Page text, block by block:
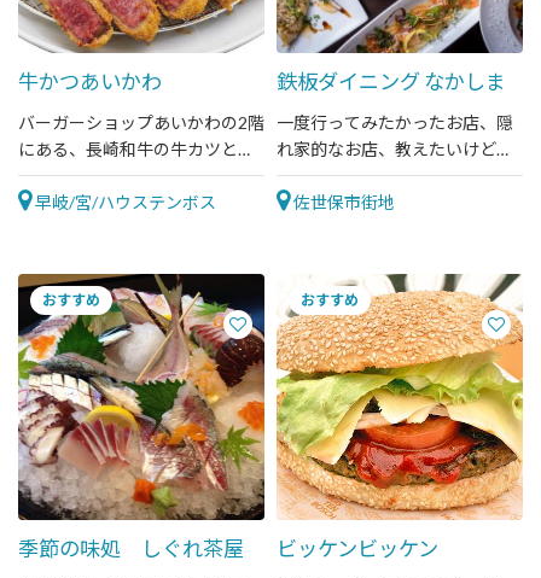
牛かつあいかわ
バーガーショップあいかわの2階
にある、長崎和牛の牛カツとレ
モンステーキの専門店。お得な
ランチもあります。
早岐/宮/ハウステンボス
鉄板ダイニング なかしま
一度行ってみたかったお店、隠
れ家的なお店、教えたいけど教
えたくないお店、さてあなた
は？
佐世保市街地
季節の味処 しぐれ茶屋 ビッケンビッケン